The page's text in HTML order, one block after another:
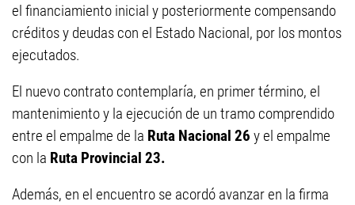
el financiamiento inicial y posteriormente compensando
créditos y deudas con el Estado Nacional, por los montos
ejecutados.
El nuevo contrato contemplaría, en primer término, el
mantenimiento y la ejecución de un tramo comprendido
entre el empalme de la Ruta Nacional 26 y el empalme
con la Ruta Provincial 23.
Además, en el encuentro se acordó avanzar en la firma